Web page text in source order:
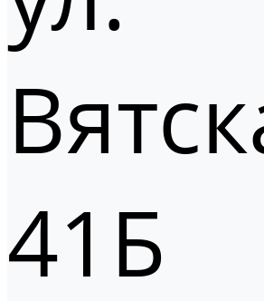
41Б